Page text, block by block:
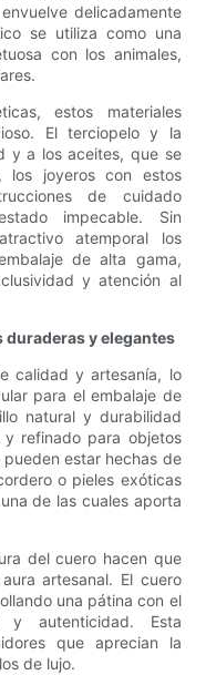
delicadamente
se utiliza como una
con los animales,
estos materiales
El terciopelo y la
y a los aceites, que se
los joyeros con estos
de cuidado
impecable. Sin
atemporal los
de alta gama,
y atención al
y elegantes
calidad y artesanía, lo
para el embalaje de
natural y durabilidad
y refinado para objetos
estar hechas de
o pieles exóticas
de las cuales aporta
del cuero hacen que
artesanal. El cuero
una pátina con el
autenticidad. Esta
que aprecian la
de lujo.